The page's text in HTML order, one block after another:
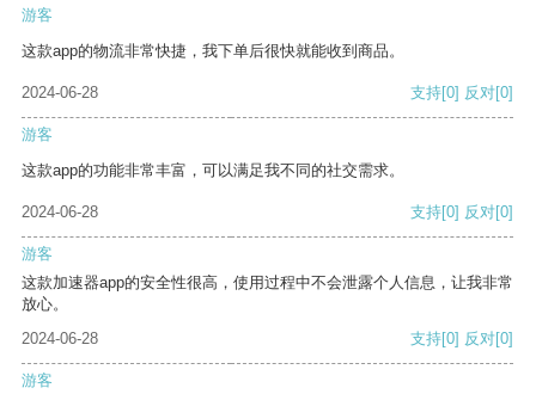
游客
这款app的物流非常快捷，我下单后很快就能收到商品。
2024-06-28 支持[0] 反对[0]
游客
这款app的功能非常丰富，可以满足我不同的社交需求。
2024-06-28 支持[0] 反对[0]
游客
这款加速器app的安全性很高，使用过程中不会泄露个人信息，让我非常
放心。
2024-06-28
支持[0] 反对[0]
游客